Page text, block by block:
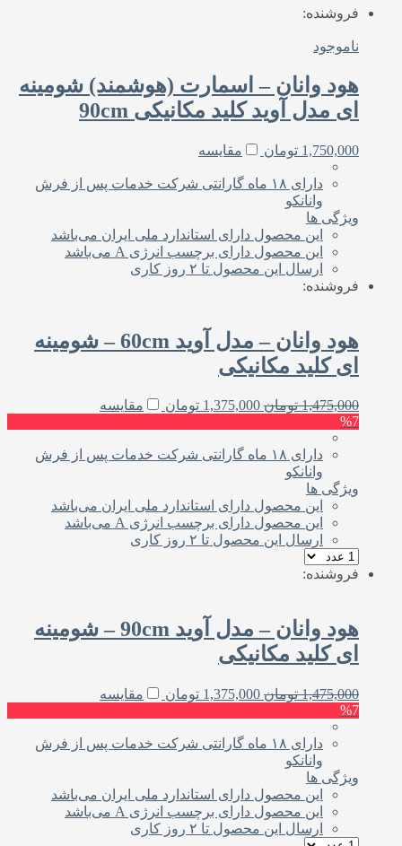
فروشنده:
ناموجود
هود وانان – اسمارت (هوشمند) شومینه
ای مدل آوید کلید مکانیکی 90cm
1,750,000 تومان مقایسه
دارای ۱۸ ماه گارانتی شرکت خدمات پس از فرش
وانانکو
ویژگی ها
این محصول دارای استاندارد ملی‌ ایران می‌باشد
این محصول دارای برچسب انرژی A می‌باشد
ارسال این محصول تا ۲ روز کاری
فروشنده:
هود وانان – مدل آوید 60cm – شومینه
ای کلید مکانیکی
1,475,000 تومان 1,375,000 تومان
مقایسه
%7
دارای ۱۸ ماه گارانتی شرکت خدمات پس از فرش
وانانکو
ویژگی ها
این محصول دارای استاندارد ملی‌ ایران می‌باشد
این محصول دارای برچسب انرژی A می‌باشد
ارسال این محصول تا ۲ روز کاری
فروشنده:
هود وانان – مدل آوید 90cm – شومینه
ای کلید مکانیکی
1,475,000 تومان 1,375,000 تومان
مقایسه
%7
دارای ۱۸ ماه گارانتی شرکت خدمات پس از فرش
وانانکو
ویژگی ها
این محصول دارای استاندارد ملی‌ ایران می‌باشد
این محصول دارای برچسب انرژی A می‌باشد
ارسال این محصول تا ۲ روز کاری